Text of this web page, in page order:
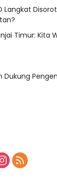
Langkat
Timur: Kita
Dukung